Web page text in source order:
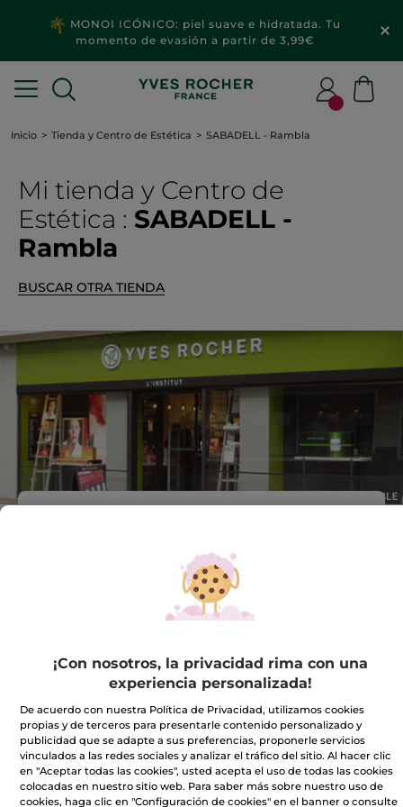
MONOI ICÓNICO: piel suave e hidratada. Tu
momento de evasión a partir de 3,99€
Inicio Tienda y Centro de Estética SABADELL - Rambla
Mi tienda y Centro de
Estética : SABADELL -
Rambla
BUSCAR OTRA TIENDA
IR A LA TIENDA
937239307
Horario comercial
Lunes
10:00 - 14:00
16:30 - 20:30
¡Con nosotros, la privacidad rima con una
experiencia personalizada!
De acuerdo con nuestra Política de Privacidad, utilizamos cookies
propias y de terceros para presentarle contenido personalizado y
publicidad que se adapte a sus preferencias, proponerle servicios
vinculados a las redes sociales y analizar el tráfico del sitio. Al hacer clic
en "Aceptar todas las cookies", usted acepta el uso de todas las cookies
colocadas en nuestro sitio web. Para saber más sobre nuestro uso de
cookies, haga clic en "Configuración de cookies" en el banner o consulte